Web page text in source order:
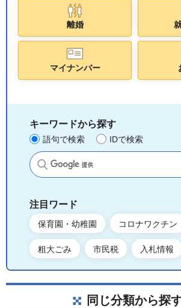
離婚
マイナンバー
キーワードから探す
語句で検索 IDで検索
サイト内検索
注目ワード
保育園・幼稚園 コロナワクチン
粗大ごみ 市民税 入札情報
同じ分類から探